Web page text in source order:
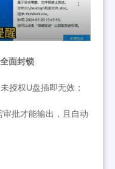
面封锁
授权U盘插即无效；
批才能输出，且自动